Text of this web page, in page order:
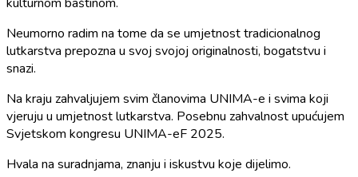
Neumorno radim na tome da se umjetnost tradicionalnog
lutkarstva prepozna u svoj svojoj originalnosti, bogatstvu i
snazi.
Na kraju zahvaljujem svim članovima UNIMA-e i svima koji
vjeruju u umjetnost lutkarstva. Posebnu zahvalnost upućujem
Svjetskom kongresu UNIMA-eF 2025.
Hvala na suradnjama, znanju i iskustvu koje dijelimo.